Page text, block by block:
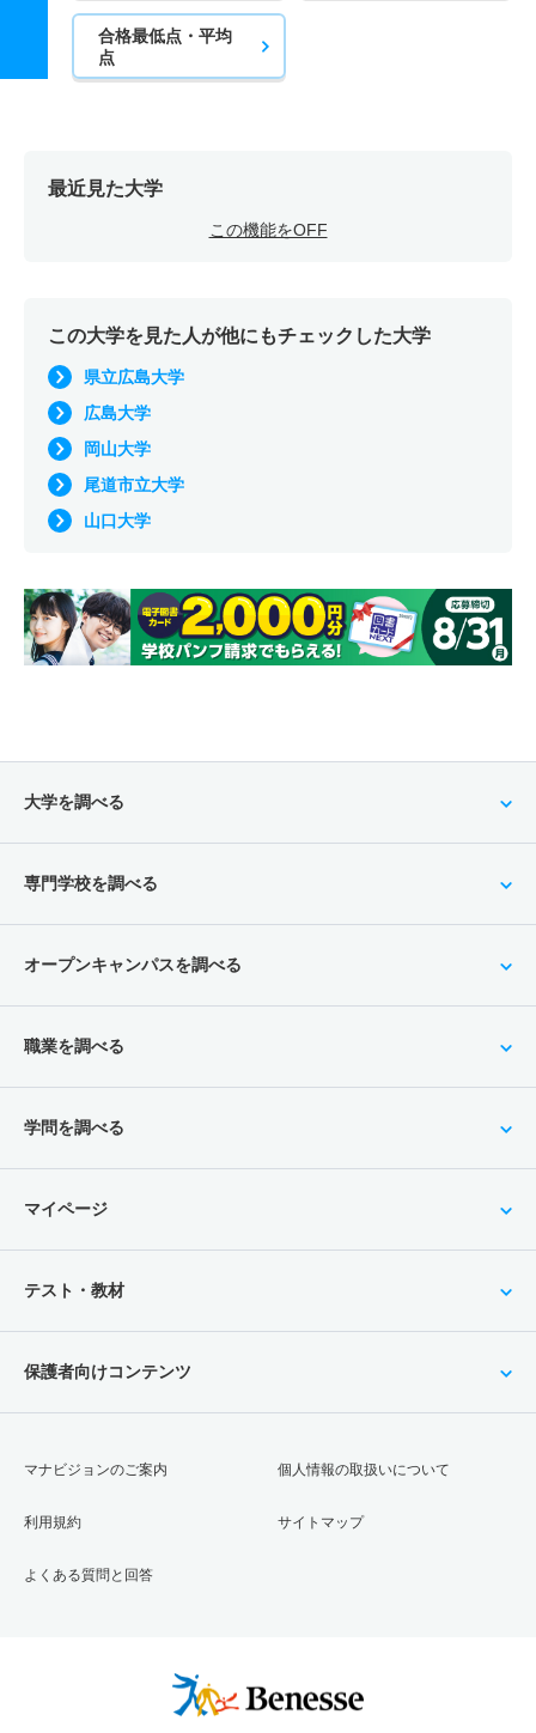
合格最低点・平均
点
最近見た大学
この機能をOFF
この大学を見た人が他にもチェックした大学
県立広島大学
広島大学
岡山大学
尾道市立大学
山口大学
大学を調べる
専門学校を調べる
オープンキャンパスを調べる
職業を調べる
学問を調べる
マイページ
テスト・教材
保護者向けコンテンツ
マナビジョンのご案内
利用規約
よくある質問と回答
個人情報の取扱いについて
サイトマップ